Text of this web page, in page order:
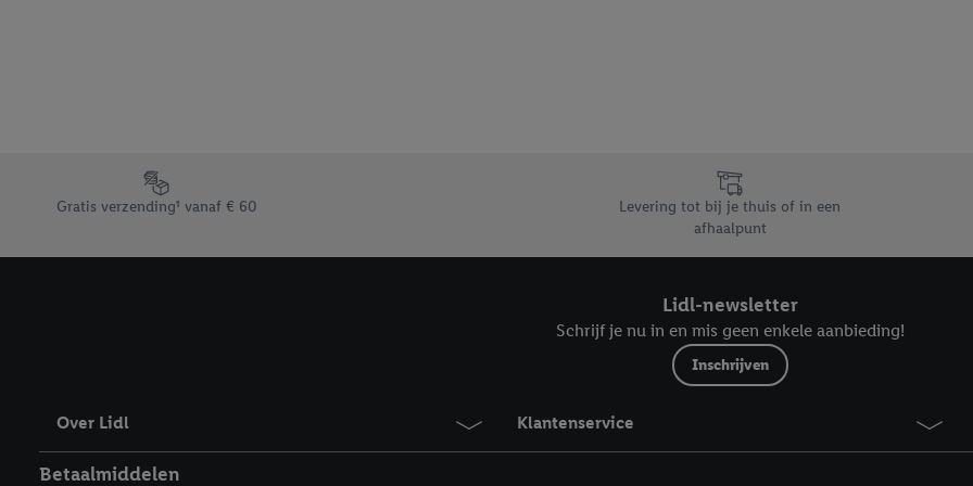
Footerelement met de verschillende USPs van Lidl.be
Gratis verzending¹ vanaf € 60
Levering tot bij je thuis of in een
afhaalpunt
Lidl-newsletter
Schrijf je nu in en mis geen enkele aanbieding!
Inschrijven
Over Lidl Klantenservice
Betaalmiddelen